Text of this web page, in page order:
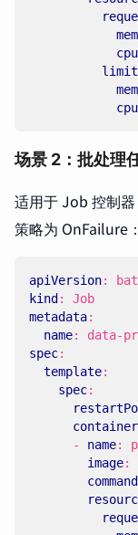
cpu
cpu
场景 2：批处理
适用于 Job 控制
策略为 OnFailure：
apiVersion:
kind :
Job
metadata:
name:
data-
spec:
template:
spec:
- name:
image:
command